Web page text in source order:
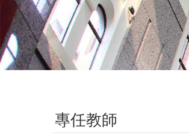
專任教師